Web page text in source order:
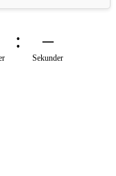
–
Sekunder